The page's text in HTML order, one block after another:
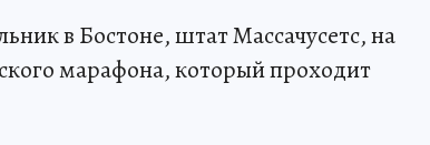
в Бостоне, штат Массачусетс, на
марафона, который проходит